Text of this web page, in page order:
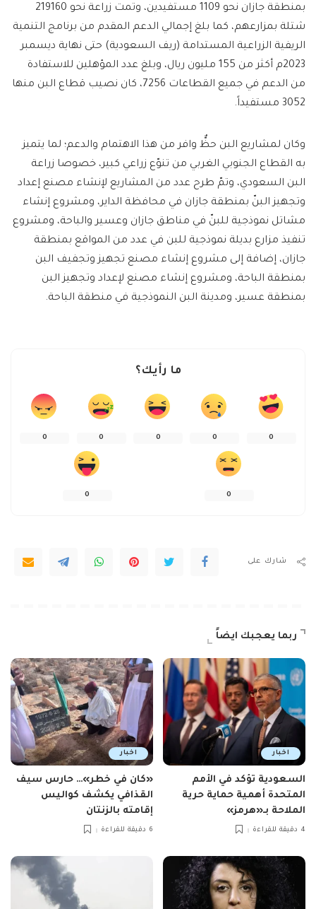
بمنطقة جازان نحو 1109 مستفيدين، وتمت زراعة نحو 219160
شتلة بمزارعهم، كما بلغ إجمالي الدعم المقدم من برنامج التنمية
الريفية الزراعية المستدامة (ريف السعودية) حتى نهاية ديسمبر
2023م أكثر من 155 مليون ريال، وبلغ عدد المؤهلين للاستفادة
من الدعم في جميع القطاعات 7256، كان نصيب قطاع البن منها
3052 مستفيداً.
وكان لمشاريع البن حظٌّ وافر من هذا الاهتمام والدعم؛ لما يتميز
به القطاع الجنوبي الغربي من تنوّع زراعي كبير، خصوصا زراعة
البن السعودي، وتمّ طرح عدد من المشاريع لإنشاء مصنع إعداد
وتجهيز البنّ بمنطقة جازان في محافظة الداير، ومشروع إنشاء
مشاتل نموذجية للبنّ في مناطق جازان وعسير والباحة، ومشروع
تنفيذ مزارع بديلة نموذجية للبن في عدد من المواقع بمنطقة
جازان، إضافة إلى مشروع إنشاء مصنع تجهيز وتجفيف البن
بمنطقة الباحة، ومشروع إنشاء مصنع لإعداد وتجهيز البن
بمنطقة عسير، ومدينة البن النموذجية في منطقة الباحة.
ما رأيك؟
0
0
0
0
0
0
0
شارك على
ربما يعجبك ايضاً
اخبار
السعودية تؤكد في الأمم
المتحدة أهمية حماية حرية
الملاحة بـ«هرمز»
4 دقيقة للقراءة
اخبار
«كان في خطر»… حارس سيف
القذافي يكشف كواليس
إقامته بالزنتان
6 دقيقة للقراءة